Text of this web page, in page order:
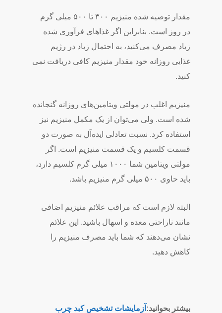
مقدار توصیه ­شده منیزیم ۳۰۰ تا ۵۰۰ میلی­ گرم
در روز است. بنابراین اگر غذاهای فرآوری­ شده
زیاد مصرف می­‌کنید، به احتمال زیاد در رژیم
غذایی روزانه خود مقدار منیزیم کافی دریافت نمی­‌
کنید.
منیزیم اغلب در مولتی­ ویتامین­‌های روزانه گنجانده
شده است. ولی می‌­توان از یک مکمل منیزیم نیز
استفاده کرد. نسبت تعادلی ایده‌­آل به صورت دو
قسمت کلسیم و یک قسمت منیزیم است. اگر
مولتی­ ویتامین شما ۱۰۰۰ میلی­ گرم کلسیم دارد،
باید حاوی ۵۰۰ میلی ­گرم منیزیم باشد.
البته لازم است که مراقب علائم منیزیم اضافی
مانند ناراحتی معده و اسهال باشید. این علائم
نشان می­‌دهند که شما باید مصرف منیزیم را
کاهش دهید.
بیشتر بحوانید: آزمایشات تشخیص کبد چرب